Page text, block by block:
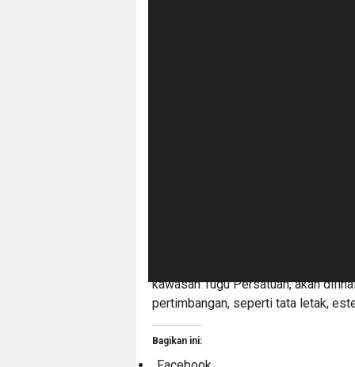
kawasan Tugu Persatuan, akan
pertimbangan, seperti tata letak,
Bagikan ini: